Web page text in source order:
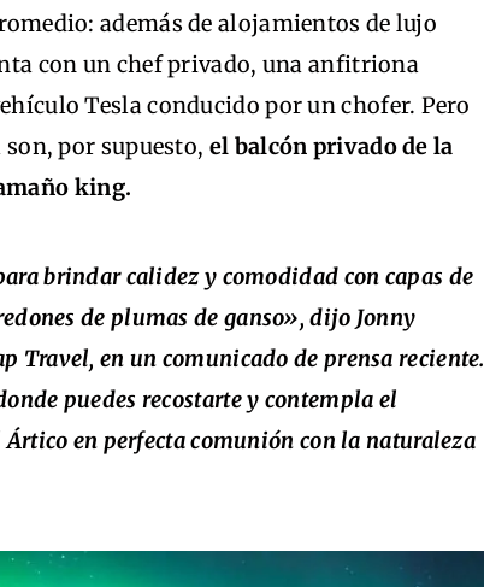
además de alojamientos de lujo
con un chef privado, una anfitriona
Tesla conducido por un chofer. Pero
por supuesto, el balcón privado de la
king.
brindar calidez y comodidad con capas de
de plumas de ganso», dijo Jonny
Travel, en un comunicado de prensa reciente.
puedes recostarte y contempla el
en perfecta comunión con la naturaleza